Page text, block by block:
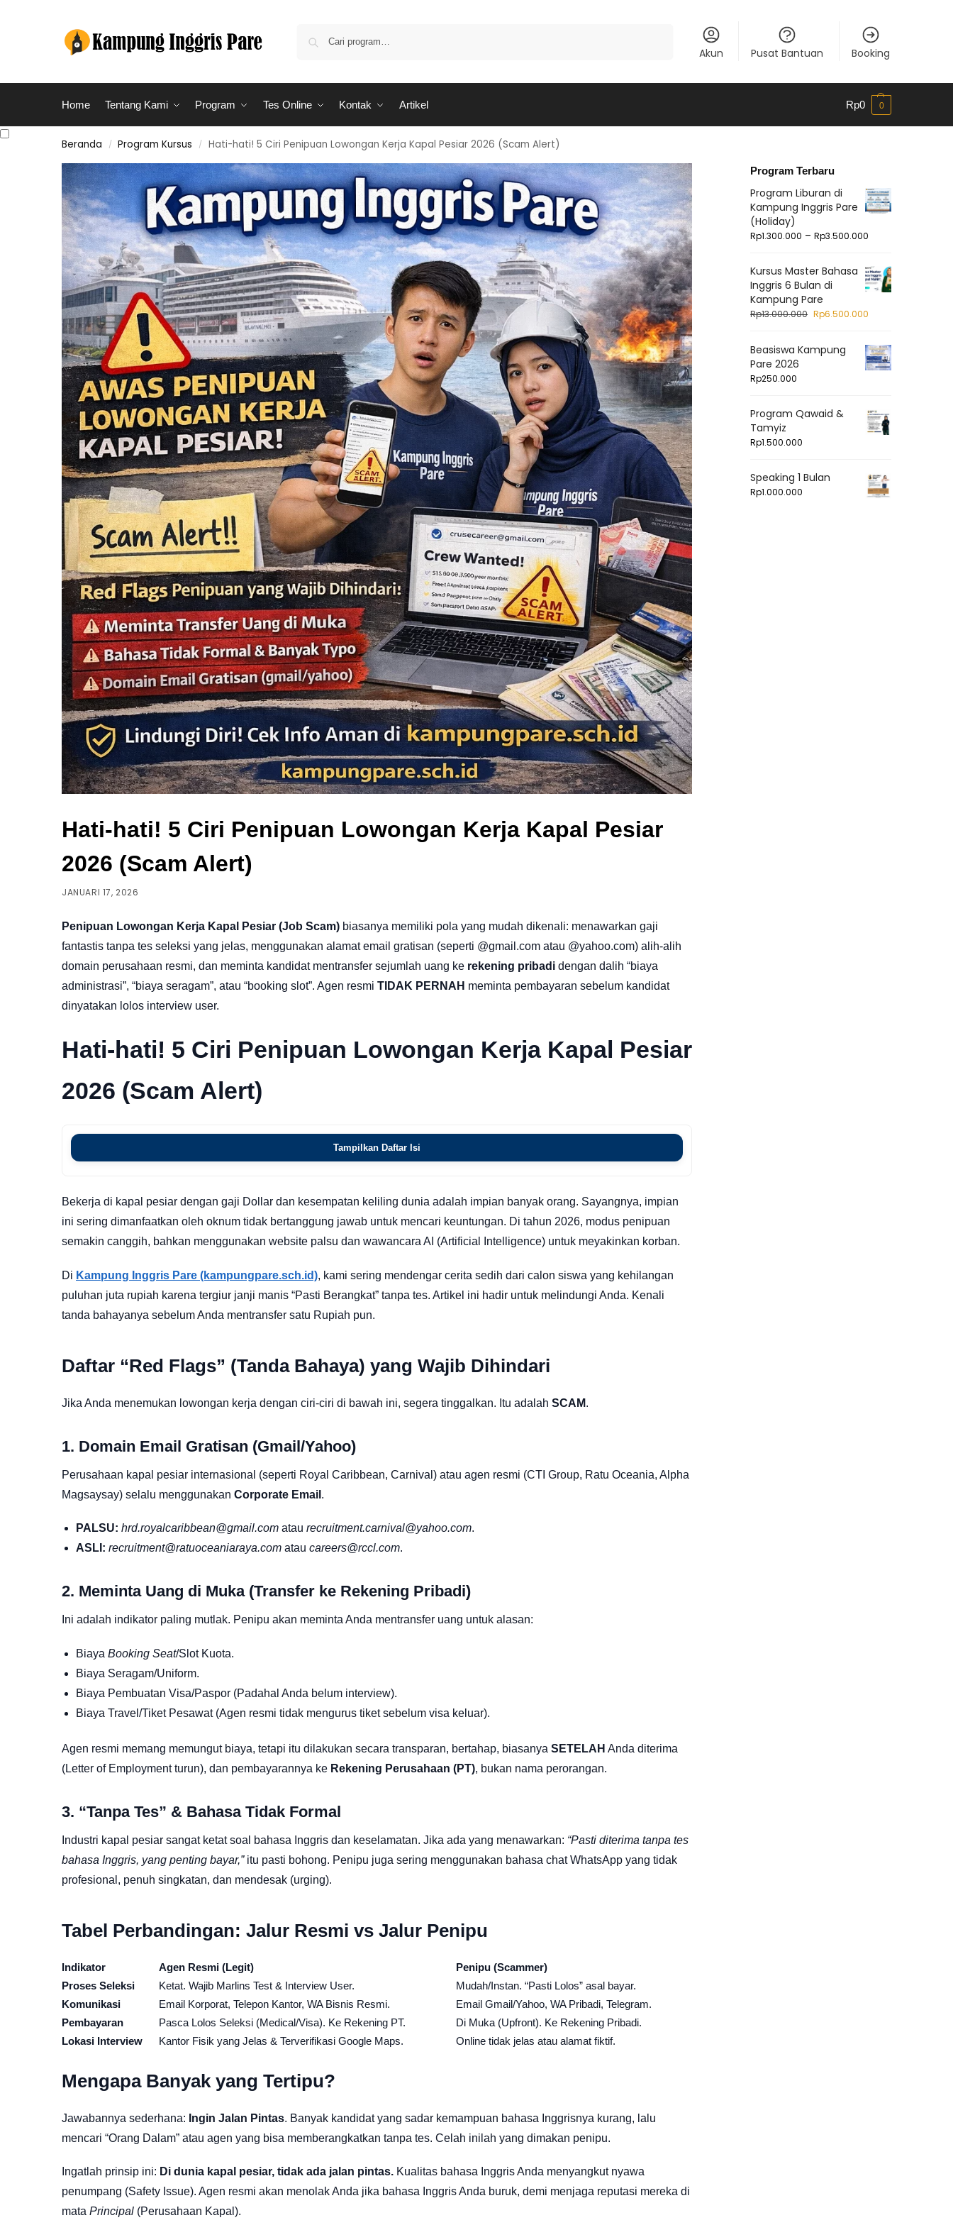
Akun Pusat Bantuan Booking
Home Tentang Kami Program Tes Online Kontak Artikel Rp0 0
Beranda / Program Kursus / Hati-hati! 5 Ciri Penipuan Lowongan Kerja Kapal Pesiar 2026 (Scam Alert)
Hati-hati! 5 Ciri Penipuan Lowongan Kerja Kapal Pesiar
2026 (Scam Alert)
JANUARI 17, 2026
Penipuan Lowongan Kerja Kapal Pesiar (Job Scam) biasanya memiliki pola yang mudah dikenali: menawarkan gaji
fantastis tanpa tes seleksi yang jelas, menggunakan alamat email gratisan (seperti @gmail.com atau @yahoo.com) alih-alih
domain perusahaan resmi, dan meminta kandidat mentransfer sejumlah uang ke rekening pribadi dengan dalih “biaya
administrasi”, “biaya seragam”, atau “booking slot”. Agen resmi TIDAK PERNAH meminta pembayaran sebelum kandidat
dinyatakan lolos interview user.
Hati-hati! 5 Ciri Penipuan Lowongan Kerja Kapal Pesiar
2026 (Scam Alert)
Tampilkan Daftar Isi
Bekerja di kapal pesiar dengan gaji Dollar dan kesempatan keliling dunia adalah impian banyak orang. Sayangnya, impian
ini sering dimanfaatkan oleh oknum tidak bertanggung jawab untuk mencari keuntungan. Di tahun 2026, modus penipuan
semakin canggih, bahkan menggunakan website palsu dan wawancara AI (Artificial Intelligence) untuk meyakinkan korban.
Di Kampung Inggris Pare (kampungpare.sch.id), kami sering mendengar cerita sedih dari calon siswa yang kehilangan
puluhan juta rupiah karena tergiur janji manis “Pasti Berangkat” tanpa tes. Artikel ini hadir untuk melindungi Anda. Kenali
tanda bahayanya sebelum Anda mentransfer satu Rupiah pun.
Daftar “Red Flags” (Tanda Bahaya) yang Wajib Dihindari
Jika Anda menemukan lowongan kerja dengan ciri-ciri di bawah ini, segera tinggalkan. Itu adalah SCAM.
1. Domain Email Gratisan (Gmail/Yahoo)
Perusahaan kapal pesiar internasional (seperti Royal Caribbean, Carnival) atau agen resmi (CTI Group, Ratu Oceania, Alpha
Magsaysay) selalu menggunakan Corporate Email .
PALSU: hrd.royalcaribbean@gmail.com atau recruitment.carnival@yahoo.com.
ASLI: recruitment@ratuoceaniaraya.com atau careers@rccl.com.
2. Meminta Uang di Muka (Transfer ke Rekening Pribadi)
Ini adalah indikator paling mutlak. Penipu akan meminta Anda mentransfer uang untuk alasan:
Biaya Booking Seat/Slot Kuota.
Biaya Seragam/Uniform.
Biaya Pembuatan Visa/Paspor (Padahal Anda belum interview).
Biaya Travel/Tiket Pesawat (Agen resmi tidak mengurus tiket sebelum visa keluar).
Agen resmi memang memungut biaya, tetapi itu dilakukan secara transparan, bertahap, biasanya SETELAH Anda diterima
(Letter of Employment turun), dan pembayarannya ke Rekening Perusahaan (PT), bukan nama perorangan.
3. “Tanpa Tes” & Bahasa Tidak Formal
Industri kapal pesiar sangat ketat soal bahasa Inggris dan keselamatan. Jika ada yang menawarkan: “Pasti diterima tanpa tes
bahasa Inggris, yang penting bayar,”itu pasti bohong. Penipu juga sering menggunakan bahasa chat WhatsApp yang tidak
profesional, penuh singkatan, dan mendesak (urging).
Tabel Perbandingan: Jalur Resmi vs Jalur Penipu
Indikator Agen Resmi (Legit)
Penipu (Scammer)
Proses Seleksi
Ketat. Wajib Marlins Test & Interview User.
Mudah/Instan. “Pasti Lolos” asal bayar.
Komunikasi
Email Korporat, Telepon Kantor, WA Bisnis Resmi.
Email Gmail/Yahoo, WA Pribadi, Telegram.
Pembayaran
Pasca Lolos Seleksi (Medical/Visa). Ke Rekening PT.
Di Muka (Upfront). Ke Rekening Pribadi.
Lokasi Interview
Kantor Fisik yang Jelas & Terverifikasi Google Maps. Online tidak jelas atau alamat fiktif.
Mengapa Banyak yang Tertipu?
Jawabannya sederhana: Ingin Jalan Pintas. Banyak kandidat yang sadar kemampuan bahasa Inggrisnya kurang, lalu
mencari “Orang Dalam” atau agen yang bisa memberangkatkan tanpa tes. Celah inilah yang dimakan penipu.
Ingatlah prinsip ini: Di dunia kapal pesiar, tidak ada jalan pintas. Kualitas bahasa Inggris Anda menyangkut nyawa
penumpang (Safety Issue). Agen resmi akan menolak Anda jika bahasa Inggris Anda buruk, demi menjaga reputasi mereka di
mata Principal (Perusahaan Kapal).
Program Terbaru
Program Liburan di
Kampung Inggris Pare
(Holiday)
Rp1.300.000 – Rp3.500.000
Kursus Master Bahasa
Inggris 6 Bulan di
Kampung Pare
Rp13.000.000 Rp6.500.000
Beasiswa Kampung
Pare 2026
Rp250.000
Program Qawaid &
Tamyiz
Rp1.500.000
Speaking 1 Bulan
Rp1.000.000